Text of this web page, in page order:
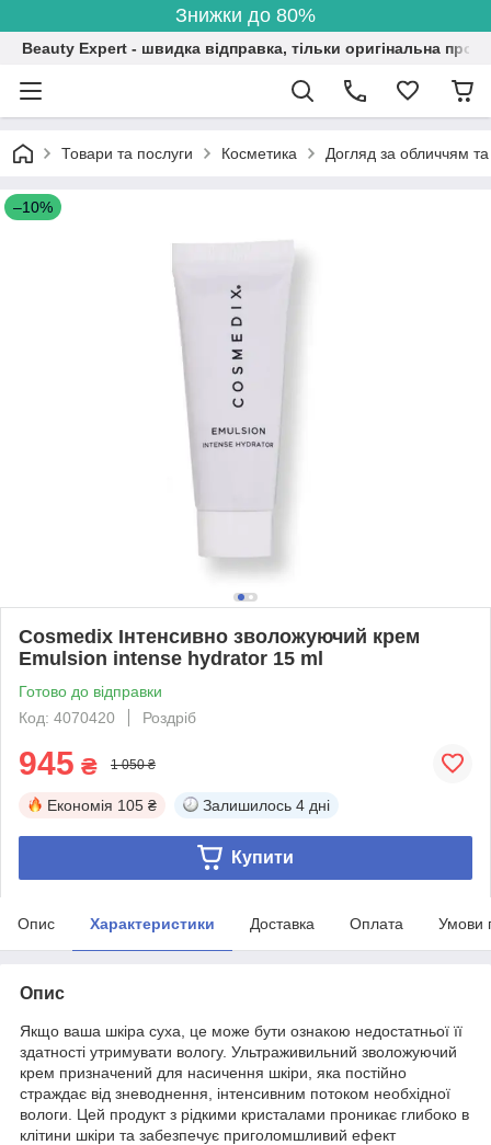
Знижки до 80%
Beauty Expert - швидка відправка, тільки оригінальна
Товари та послуги Косметика Догляд за обличчям
–10%
Cosmedix Інтенсивно зволожуючий крем
Emulsion intense hydrator 15 ml
Готово до відправки
Код: 4070420
Роздріб
945 ₴ 1 050 ₴
Економія 105 ₴ Залишилось 4 дні
Купити
Опис Характеристики Доставка Оплата Умови
Опис
Якщо ваша шкіра суха, це може бути ознакою недостатньої її
здатності утримувати вологу. Ультраживильний зволожуючий
крем призначений для насичення шкіри, яка постійно
страждає від зневоднення, інтенсивним потоком необхідної
вологи. Цей продукт з рідкими кристалами проникає глибоко в
клітини шкіри та забезпечує приголомшливий ефект